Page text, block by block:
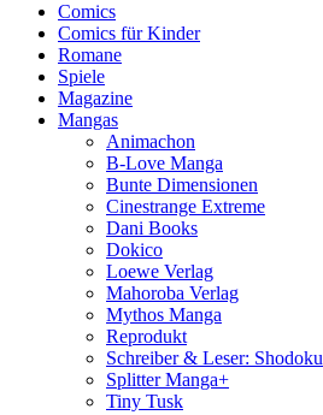
Comics
Comics für Kinder
Romane
Spiele
Magazine
Mangas
Animachon
B-Love Manga
Bunte Dimensionen
Cinestrange Extreme
Dani Books
Dokico
Loewe Verlag
Mahoroba Verlag
Mythos Manga
Reprodukt
Schreiber & Leser: Shodoku
Splitter Manga+
Tiny Tusk